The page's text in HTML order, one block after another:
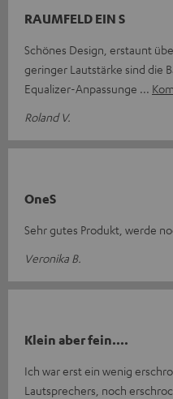
RAUMFELD EIN S
Schönes Design, erstaunt
geringer Lautstärke sind die
Equalizer-Anpassunge
Roland V.
OneS
Sehr gutes Produkt, werde
Veronika B.
Klein aber fein....
Ich war erst ein wenig
Lautsprechers, noch